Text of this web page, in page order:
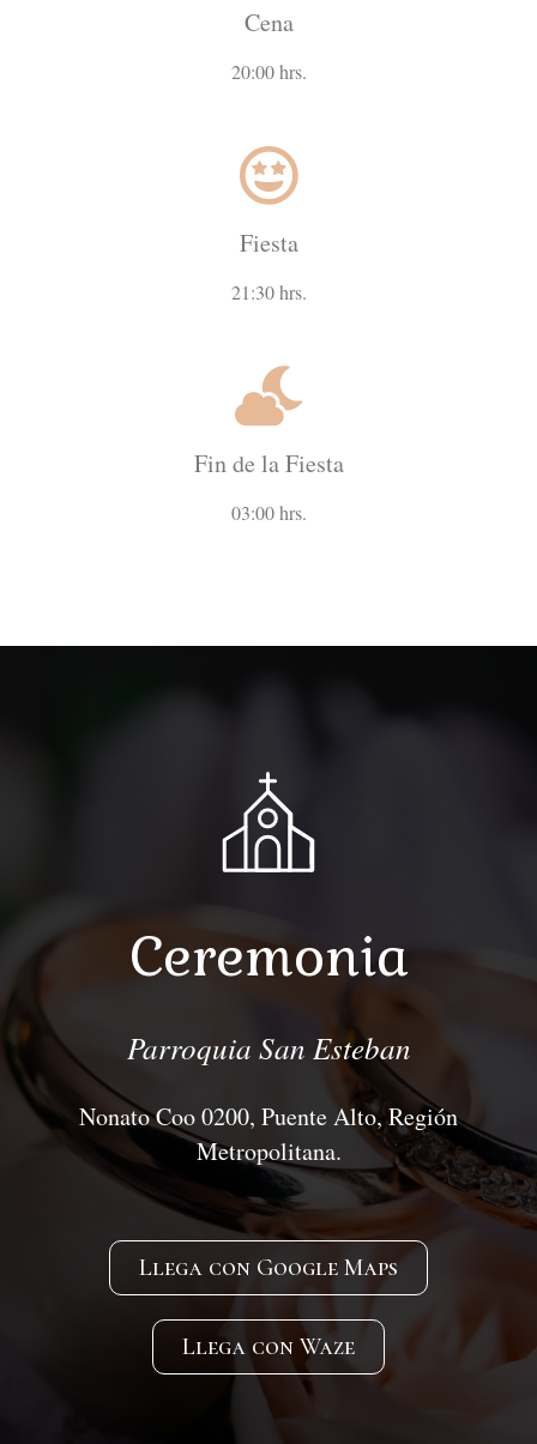
Cena
20:00 hrs.
Fiesta
21:30 hrs.
Fin de la Fiesta
03:00 hrs.
Ceremonia
Parroquia San Esteban
Nonato Coo 0200, Puente Alto, Región
Metropolitana.
Llega con Google Maps
Llega con Waze